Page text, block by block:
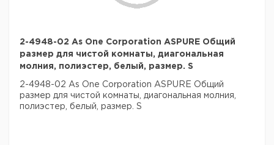
2-4948-02 As One Corporation ASPURE Общий
размер для чистой комнаты, диагональная
молния, полиэстер, белый, размер. S
2-4948-02 As One Corporation ASPURE Общий
размер для чистой комнаты, диагональная молния,
полиэстер, белый, размер. S